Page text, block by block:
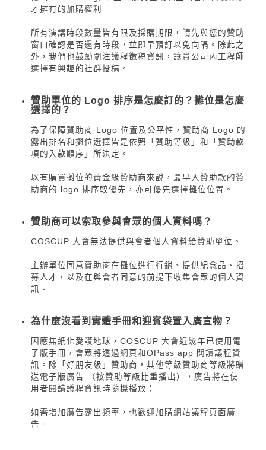
才擁有的加購權利
所有演講時段數量皆有限及採購期限，請先與您的贊助
窗口確認是否還有時段，並即早預訂以免向隅。除此之
外，我們也鼓勵關注議程徵稿資訊，讓貴公司內工程師
選擇有興趣的社群投稿。
贊助單位的 Logo 排序是怎麼訂的？攤位是怎麼
選擇的？
為了保障贊助商 Logo 位置及公平性，贊助商 Logo 的
露出排名和攤位選擇皆是依照「贊助等級」和「贊助款
項的入款順序」所決定。
以有購買攤位的黃金級贊助商來說，最早入贊助款的贊
助商的 logo 排序較優先，亦可優先選擇攤位位置。
贊助商可以索取參與會眾的個人資料嗎？
COSCUP 大會無法提供與會者個人資料給贊助單位。
主辦單位同意贊助商在攤位進行行銷、提供紀念品、招
募人才，以及在與會者同意的前提下收集會眾的個人資
訊。
為什麼沒看到實體手冊和迎賓袋置入廣宣物？
因應無紙化愛護地球，COSCUP 大會近幾年已使用電
子版手冊，會眾將透過網頁和OPass app 閱讀議程資
訊。除「好朋友級」贊助商，其他等級贊助商等級將贈
送電子版廣告 （按贊助等級比重播出），廣告將在使
用者閱讀議程資訊時隨機播放；
如需增加廣告露出頻率，也歡迎加購網站議程頁面廣
告。